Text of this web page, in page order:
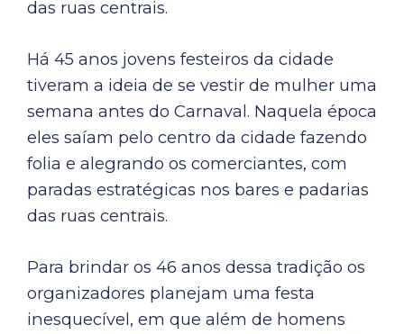
das ruas centrais.
Há 45 anos jovens festeiros da cidade
tiveram a ideia de se vestir de mulher uma
semana antes do Carnaval. Naquela época
eles saíam pelo centro da cidade fazendo
folia e alegrando os comerciantes, com
paradas estratégicas nos bares e padarias
das ruas centrais.
Para brindar os 46 anos dessa tradição os
organizadores planejam uma festa
inesquecível, em que além de homens